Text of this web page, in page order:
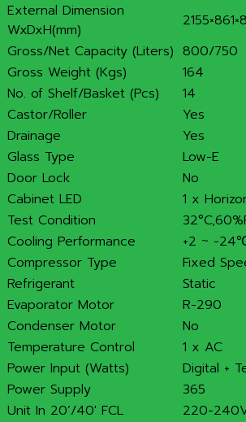
External Dimension
WxDxH(mm)
Gross/Net Capacity (Liters) 800/750
Gross Weight (Kgs)
164
No. of Shelf/Basket (Pcs)
14
Castor/Roller
Yes
Drainage
Yes
Glass Type
Low-E
Door Lock
No
Cabinet LED
1 x
Test Condition
Cooling Performance
+2 ~ -
Compressor Type
Fixed
Refrigerant
Static
Evaporator Motor
R-290
Condenser Motor
No
Temperature Control
1 x AC
Power Input (Watts)
Digital +
Power Supply
365
Unit In 20’/40′ FCL
220-